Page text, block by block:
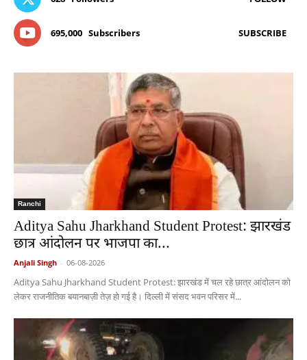
695,000 Subscribers SUBSCRIBE
Ranchi
Aditya Sahu Jharkhand Student Protest: झारखंड
छात्र आंदोलन पर भाजपा का...
Anjali Singh - 06-08-2026
Aditya Sahu Jharkhand Student Protest: झारखंड में चल रहे छात्र आंदोलन को
लेकर राजनीतिक बयानबाज़ी तेज़ हो गई है। दिल्ली में संसद भवन परिसर में...